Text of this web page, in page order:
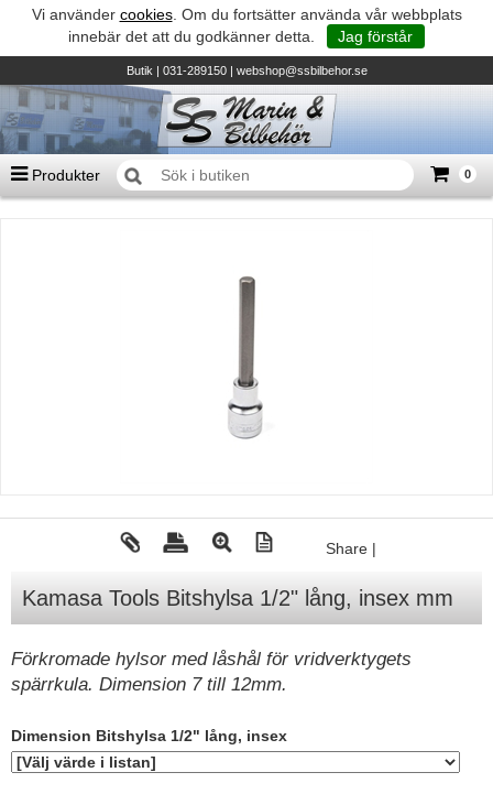
Vi använder cookies. Om du fortsätter använda vår webbplats
innebär det att du godkänner detta.
Jag förstår
Butik| 031-289150 | webshop@ssbilbehor.se
Produkter 0
TILL KASSAN
TK Trailer
Yanmar Servicedelar
Mercury Servicedelar
Share |
Kamasa Tools Bitshylsa 1/2" lång, insex mm
Förkromade hylsor med låshål för vridverktygets
spärrkula. Dimension 7 till 12mm.
Dimension Bitshylsa 1/2" lång, insex